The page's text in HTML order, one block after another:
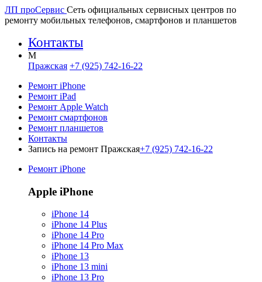
ЛП проСервис Сеть официальных сервисных центров по
ремонту мобильных телефонов, смартфонов и планшетов
Контакты
M
Пражская +7 (925) 742-16-22
Ремонт iPhone
Ремонт iPad
Ремонт Apple Watch
Ремонт смартфонов
Ремонт планшетов
Контакты
Запись на ремонт Пражская+7 (925) 742-16-22
Ремонт iPhone
Apple iPhone
iPhone 14
iPhone 14 Plus
iPhone 14 Pro
iPhone 14 Pro Max
iPhone 13
iPhone 13 mini
iPhone 13 Pro